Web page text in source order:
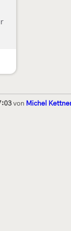
von Michel